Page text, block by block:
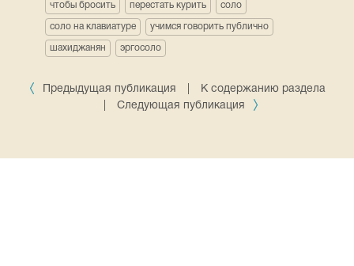
чтобы бросить перестать курить соло
соло на клавиатуре учимся говорить публично
шахиджанян эргосоло
Предыдущая публикация
К содержанию раздела
Следующая публикация